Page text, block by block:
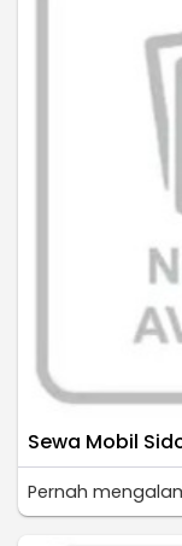
Sewa Mobil
Pernah